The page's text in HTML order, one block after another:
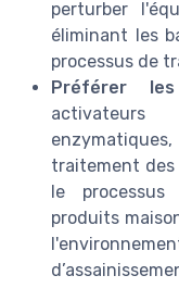
perturber
éliminant les
processus de
Préférer
traitement des
le processus
produits